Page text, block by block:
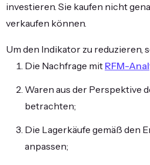
investieren. Sie kaufen nicht
verkaufen können.
Um den Indikator zu reduzieren,
Die Nachfrage mit RFM-
Waren aus der Perspektive
betrachten;
Die Lagerkäufe gemäß den
anpassen;